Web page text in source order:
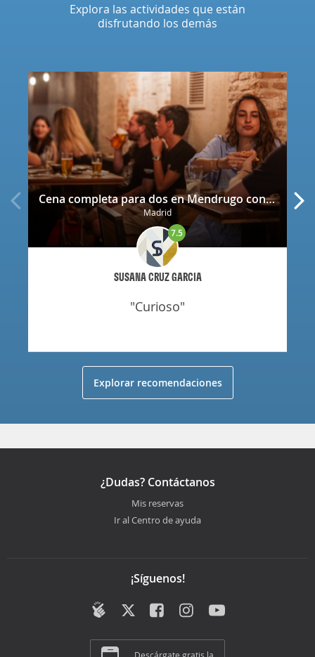
Cena completa para dos en Mendrugo con cerveza artesana incluida
Madrid
SUSANA CRUZ GARCIA
7.5
"curioso"
Explora las actividades que están
disfrutando los demás
Explorar recomendaciones
¿Dudas? Contáctanos
Mis reservas
Ir al Centro de ayuda
¡Síguenos!